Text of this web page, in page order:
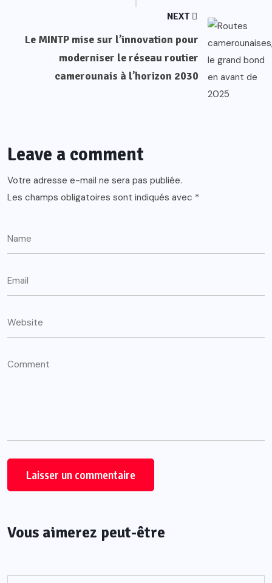
NEXT
Le MINTP mise sur l’innovation pour
moderniser le réseau routier
camerounais à l’horizon 2030
Leave a comment
Votre adresse e-mail ne sera pas publiée.
Les champs obligatoires sont indiqués avec *
Vous aimerez peut-être